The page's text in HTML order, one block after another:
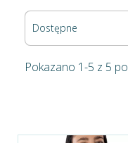
Dostępne
Pokazano 1-5 z 5